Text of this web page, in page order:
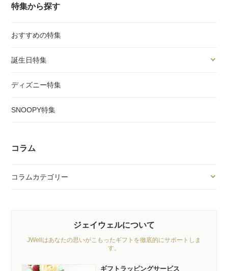
特集から探す
おすすめの特集
誕生日特集
ディズニー特集
SNOOPY特集
コラム
コラムカテゴリー
ジェイウェルについて
JWellはあなたの思いがこもったギフトを徹底的にサポートしま
す。
ギフトラッピングサービス